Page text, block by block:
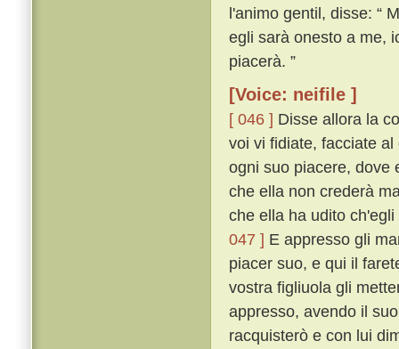
l'animo gentil, disse: “
egli sarà onesto a me,
piacerà. ”
[Voice: neifile ]
[ 046 ] Disse allora la
voi vi fidiate, facciate
ogni suo piacere, dove
che ella non crederà
che ella ha udito
047 ] E appresso gli
piacer suo, e qui il
vostra figliuola gli
appresso, avendo il
racquisterò e con lui